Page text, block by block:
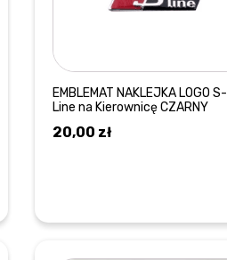
EMBLEMAT NAKLEJKA LOGO S-
Line na Kierownicę CZARNY
20,00 zł